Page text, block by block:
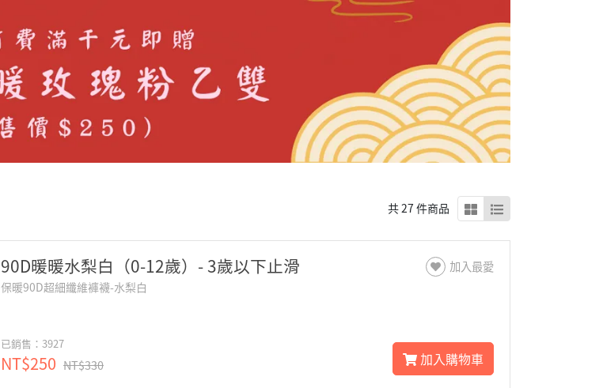
共 27 件商品
90D暖暖水梨白（0-12歲）- 3歲以下止滑
保暖90D超細纖維褲襪-水梨白
已銷售：3927
NT$250 NT$330
加入最愛
加入購物車